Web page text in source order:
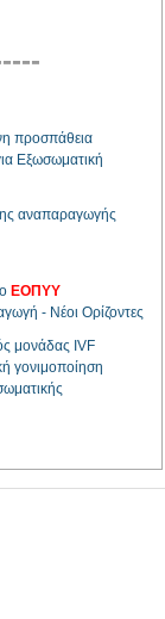
προσπάθεια
Εξωσωματική
αναπαραγωγής
ΕΟΠΥΥ
- Νέοι Ορίζοντες
μονάδας IVF
γονιμοποίηση